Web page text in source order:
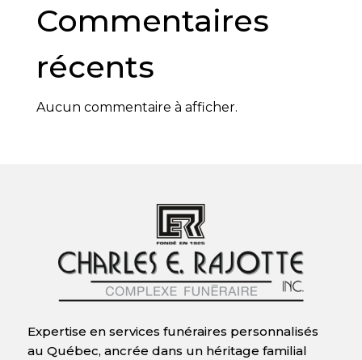
Commentaires
récents
Aucun commentaire à afficher.
Expertise en services funéraires personnalisés
au Québec, ancrée dans un héritage familial